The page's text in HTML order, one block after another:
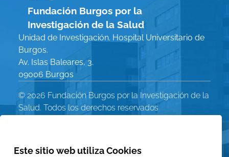
Fundación Burgos por la
Investigación de la Salud
Unidad de Investigación. Hospital Universitario de
Burgos.
Av. Islas Baleares, 3.
09006 Burgos
© 2026 Fundación Burgos por la Investigación de la
Salud. Todos los derechos reservados
Menú
Este sitio web utiliza Cookies